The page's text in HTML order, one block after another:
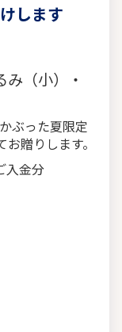
します
（小）・
ぶった夏限定
贈りします。
入金分